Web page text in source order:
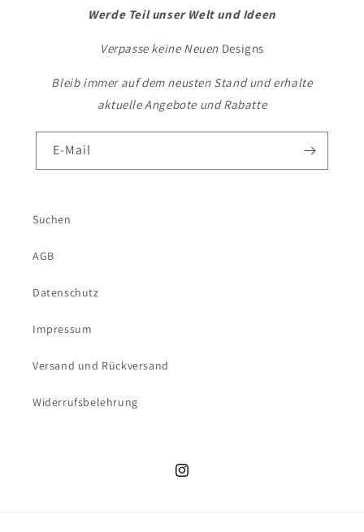
Werde Teil unser Welt und Ideen
Verpasse keine Neuen Designs
Bleib immer auf dem neusten Stand und erhalte
aktuelle Angebote und Rabatte
E-Mail
Suchen
AGB
Datenschutz
Impressum
Versand und Rückversand
Widerrufsbelehrung
Instagram